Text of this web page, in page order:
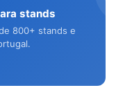
stands
800+ stands e